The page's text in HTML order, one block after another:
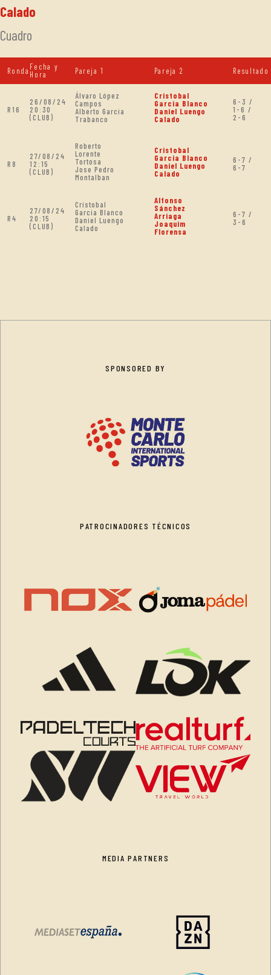
Calado
Cuadro
Ronda Fecha y
Hora
Pareja 1 Pareja 2 Resultado
R16
26/08/24
20:30
(CLUB)
Álvaro López
Campos
Alberto Garcia
Trabanco
Cristobal
Garcia Blanco
Daniel Luengo
Calado
6-3 /
1-6 /
2-6
R8
27/08/24
12:15
(CLUB)
Roberto
Lorente
Tortosa
Jose Pedro
Montalban
Cristobal
Garcia Blanco
Daniel Luengo
Calado
6-7 /
6-7
R4
27/08/24
20:15
(CLUB)
Cristobal
Garcia Blanco
Daniel Luengo
Calado
Alfonso
Sánchez
Arriaga
Joaquim
Florensa
6-7 /
3-6
SPONSORED BY
PATROCINADORES TÉCNICOS
MEDIA PARTNERS